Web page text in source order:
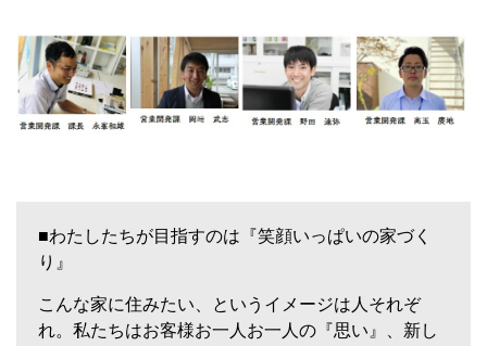
■わたしたちが目指すのは『笑顔いっぱいの家づく
り』
こんな家に住みたい、というイメージは人それぞ
れ。私たちはお客様お一人お一人の『思い』、新し